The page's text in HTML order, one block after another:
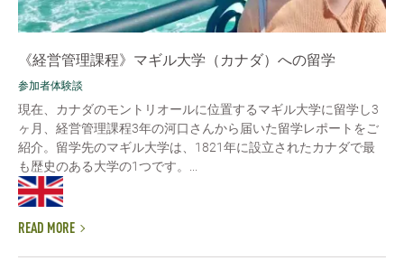
《経営管理課程》マギル大学（カナダ）への留学
参加者体験談
現在、カナダのモントリオールに位置するマギル大学に留学し3
ヶ月、経営管理課程3年の河口さんから届いた留学レポートをご
紹介。留学先のマギル大学は、1821年に設立されたカナダで最
も歴史のある大学の1つです。...
READ MORE